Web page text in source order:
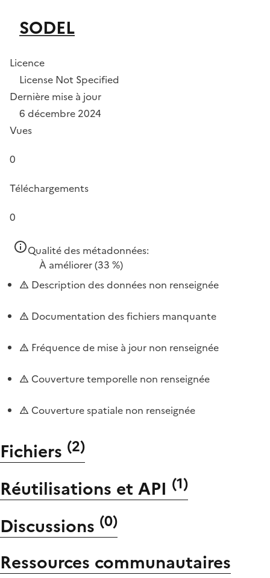
SODEL
Licence
License Not Specified
Dernière mise à jour
6 décembre 2024
Vues
0
Téléchargements
0
Qualité des métadonnées:
À améliorer(33 %)
Description des données non renseignée
Documentation des fichiers manquante
Fréquence de mise à jour non renseignée
Couverture temporelle non renseignée
Couverture spatiale non renseignée
Fichiers (2)
Réutilisations et API (1)
Discussions (0)
Ressources communautaires